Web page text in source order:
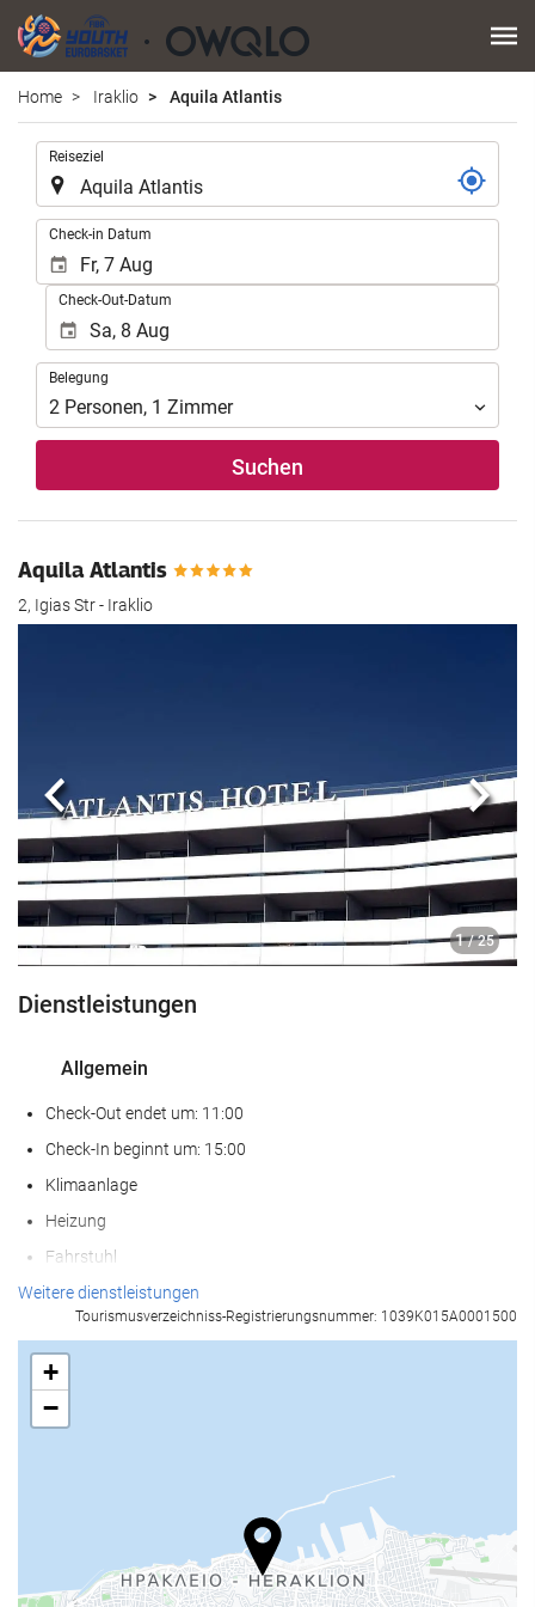
Home Iraklio Aquila Atlantis
Reiseziel
Check-in Datum
Check-Out-Datum
Belegung
Belegung
2 Personen, 1 Zimmer
Suchen
Aquila Atlantis
2, Igias Str - Iraklio
1 / 25
Zurück
Dienstleistungen
Allgemein
Check-Out endet um: 11:00
Check-In beginnt um: 15:00
Klimaanlage
Heizung
Fahrstuhl
Zugang für Personen mit eingeschränkter Mobilität
Nichtraucherunterkunft (Alle öffentlichen und privaten Bereiche
sind Nichtraucherzonen)
Raucherbereich
24-Stunden-Rezeption
Weitere dienstleistungen
Tourismusverzeichniss-Registrierungsnummer: 1039K015A0001500
+
−